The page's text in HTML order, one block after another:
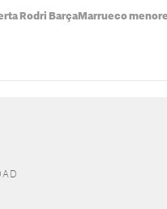
Rodri Barça Marrueco